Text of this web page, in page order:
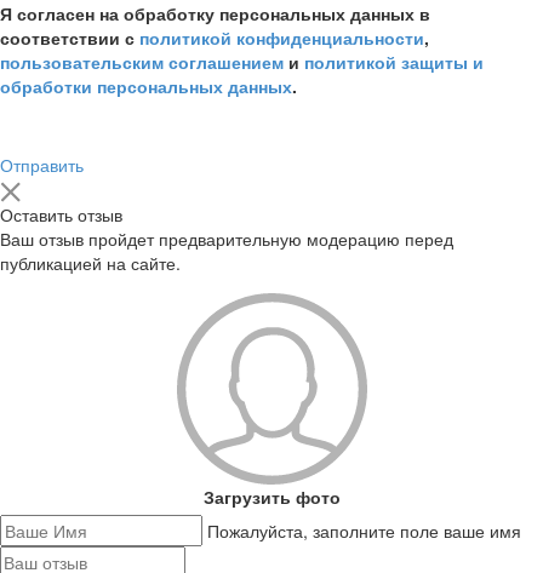
Я согласен на обработку персональных данных в
соответствии с политикой конфиденциальности,
пользовательским соглашением и политикой защиты и
обработки персональных данных.
Отправить
Оставить отзыв
Ваш отзыв пройдет предварительную модерацию перед
публикацией на сайте.
Загрузить фото
Пожалуйста, заполните поле ваше имя